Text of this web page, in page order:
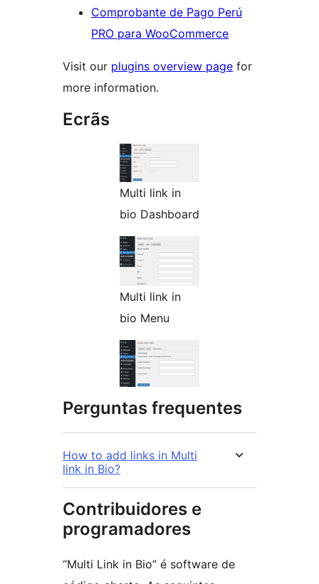
Comprobante de Pago Perú
PRO para WooCommerce
Visit our plugins overview page for
more information.
Ecrãs
Multi link in
bio Dashboard
Multi link in
bio Menu
Perguntas frequentes
How to add links in Multi
link in Bio?
Contribuidores e
programadores
“Multi Link in Bio” é software de